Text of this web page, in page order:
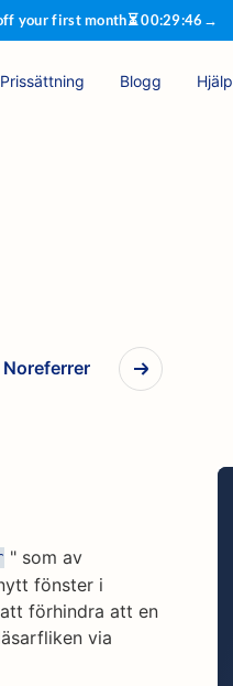
your first month⏳00:29:45 →
Prissättning Blogg Hjälp
Noreferrer
" som av
fönster i
förhindra att en
via